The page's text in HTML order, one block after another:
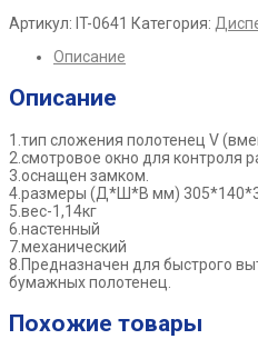
Артикул: IT-0641 Категория:
Описание
Описание
1.тип сложения полотенец V
2.смотровое окно для контроля
3.оснащен замком.
4.размеры (Д*Ш*В мм)
5.вес-1,14кг
6.настенный
7.механический
8.Предназначен для быстрого
бумажных полотенец.
Похожие товары